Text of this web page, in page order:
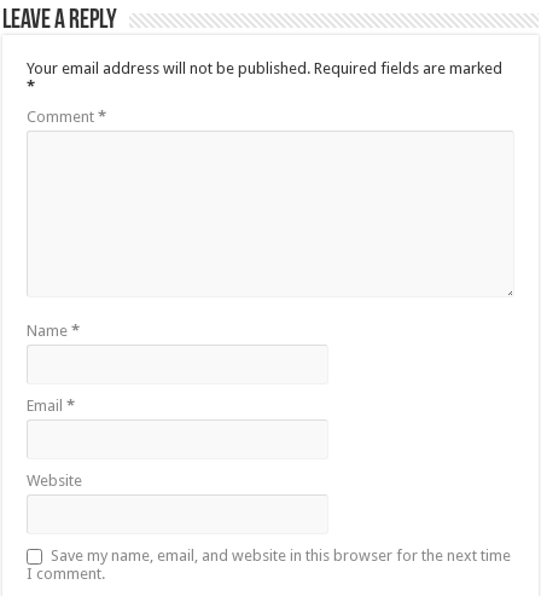
Leave a Reply
Your email address will not be published. Required fields are marked
*
Comment*
Name*
Email*
Website
Save my name, email, and website in this browser for the next time
I comment.